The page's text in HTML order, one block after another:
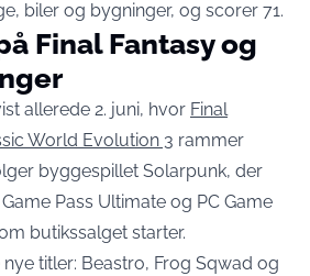
biler og bygninger, og scorer 71.
Final Fantasy og
allerede 2. juni, hvor Final
World Evolution 3 rammer
byggespillet Solarpunk, der
Pass Ultimate og PC Game
butikssalget starter.
nye titler: Beastro, Frog Sqwad og